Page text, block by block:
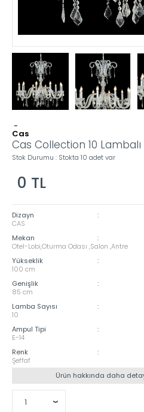
-
Cas
Cas Collection 10
Stok Durumu : Stokta 10 adet var
0 TL
Dizayn
:
CAS
Mekan
:
Otel-Lobi,Oturma Odası ,Salon ,Antre
Yükseklik
:
100 cm
Genişlik
:
85 cm
Lamba Sayısı
:
10
Ampul Tipi
:
E-14
Renk
:
Şeffaf
Ürün hakkında daha